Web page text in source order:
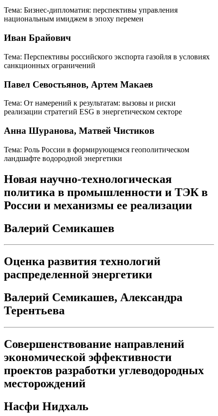
Тема: Бизнес-дипломатия: перспективы управления
национальным имиджем в эпоху перемен
Иван Брайович
Тема: Перспективы российского экспорта газойля в условиях
санкционных ограничений
Павел Севостьянов, Артем Макаев
Тема: От намерений к результатам: вызовы и риски
реализации стратегий ESG в энергетическом секторе
Анна Шуранова, Матвей Чистиков
Тема: Роль России в формирующемся геополитическом
ландшафте водородной энергетики
Новая научно-технологическая
политика в промышленности и ТЭК в
России и механизмы ее реализации
Валерий Семикашев
Оценка развития технологий
распределенной энергетики
Валерий Семикашев, Александра
Терентьева
Совершенствование направлений
экономической эффективности
проектов разработки углеводородных
месторождений
Насфи Нидхаль